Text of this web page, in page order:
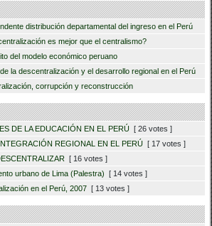
distribución departamental del ingreso en el Perú
es mejor que el centralismo?
del modelo económico peruano
la descentralización y el desarrollo regional en el Perú
corrupción y reconstrucción
DE LA EDUCACIÓN EN EL PERÚ [ 26 votes ]
REGIONAL EN EL PERÚ [ 17 votes ]
[ 16 votes ]
urbano de Lima (Palestra) [ 14 votes ]
en el Perú, 2007 [ 13 votes ]